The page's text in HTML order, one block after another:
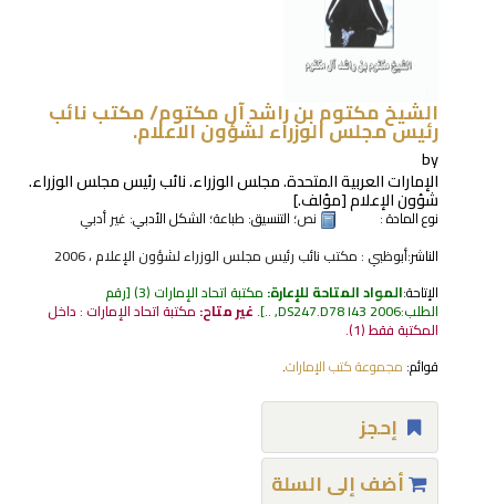
الشيخ مكتوم بن راشد آل مكتوم/مكتب نائب
رئيس مجلس الوزراء لشؤون الاعلام.
by
الإمارات العربية المتحدة. مجلس الوزراء. نائب رئيس مجلس الوزراء.
شؤون الإعلام[مؤلف.]
نوع المادة : نص؛ التنسيق: طباعة؛ الشكل الأدبي: غير أدبي
الناشر:أبوظبي : مكتب نائب رئيس مجلس الوزراء لشؤون الإعلام ، 2006
الإتاحة:المواد المتاحة للإعارة: مكتبة اتحاد الإمارات (3) رقم
الطلب:DS247.D78 I43 2006, ..
.غير متاح: مكتبة اتحاد الإمارات : داخل
المكتبة فقط(1).
قوائم: مجموعة كتب الإمارات.
إحجز
أضف إلى السلة